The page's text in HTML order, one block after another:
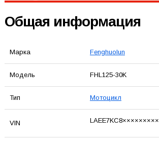
Общая информация
Марка Fenghuolun
Модель FHL125-30K
Тип Мотоцикл
VIN LAEE7KC8×××××××××